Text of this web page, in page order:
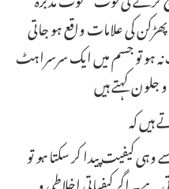
کی علامات واقع ہو جاتی
ہو تو جسم میں ایک سرسراہٹ
وہی کیفیت پیدا کر سکتاہوتو